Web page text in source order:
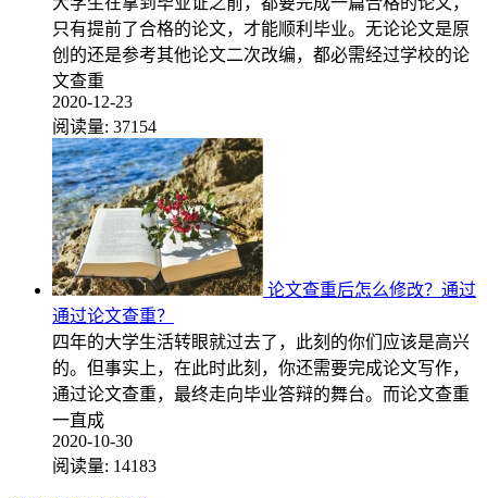
只有提前了合格的论文，才能顺利毕业。无论论文是原
创的还是参考其他论文二次改编，都必需经过学校的论
文查重
2020-12-23
阅读量: 37154
论文查重后怎么修改？通过
通过论文查重？
四年的大学生活转眼就过去了，此刻的你们应该是高兴
的。但事实上，在此时此刻，你还需要完成论文写作，
通过论文查重，最终走向毕业答辩的舞台。而论文查重
一直成
2020-10-30
阅读量: 14183